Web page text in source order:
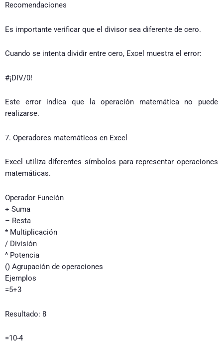
Recomendaciones
Es importante verificar que el divisor sea diferente de cero.
Cuando se intenta dividir entre cero, Excel muestra el error:
#¡DIV/0!
Este error indica que la operación matemática no puede
realizarse.
7. Operadores matemáticos en Excel
Excel utiliza diferentes símbolos para representar operaciones
matemáticas.
Operador Función
+ Suma
– Resta
* Multiplicación
/ División
^ Potencia
() Agrupación de operaciones
Ejemplos
=5+3
Resultado: 8
=10-4